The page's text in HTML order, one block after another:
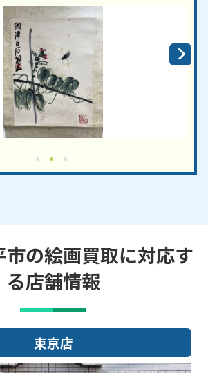
の絵画買取に対応す
る店舗情報
東京店